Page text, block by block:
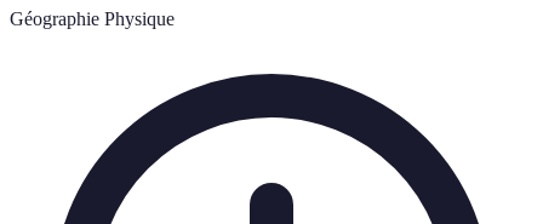
Géographie Physique